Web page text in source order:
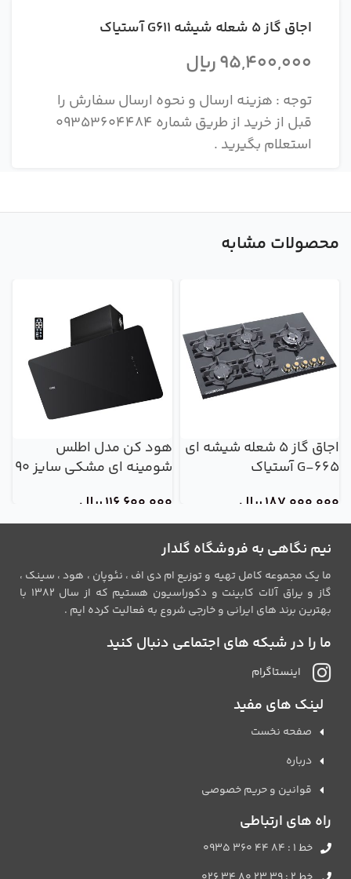
اجاق گاز 5 شعله شیشه G611 آستیاک
95,400,000ریال
توجه : هزینه ارسال و نحوه ارسال سفارش را
قبل از خرید از طریق شماره 09353604484
استعلام بگیرید .
محصولات مشابه
اجاق گاز 5 شعله شیشه ای
G-665 آستیاک
187,000,000ریال
هود کن مدل اطلس
شومینه ای مشکی سایز 90
116,600,000ریال
نیم نگاهی به فروشگاه گلدار
ما یک مجموعه کامل تهیه و توزیع ام دی اف ، نئوپان ، هود ، سینک ،
گاز و یراق آلات کابینت و دکوراسیون هستیم که از سال 1382 با
بهترین برند های ایرانی و خارجی شروع به فعالیت کرده ایم .
ما را در شبکه های اجتماعی دنبال کنید
اینستاگرام
لینک های مفید
صفحه نخست
درباره
قوانین و حریم خصوصی
راه های ارتباطی
خط 1 : 84 44 360 0935